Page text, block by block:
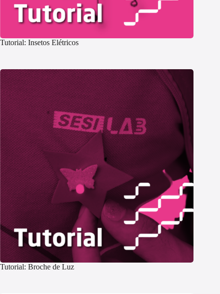
Tutorial: Insetos Elétricos
Tutorial: Broche de Luz